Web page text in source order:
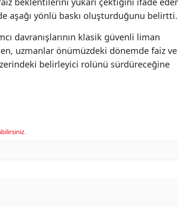
aşağı yönlü baskı oluşturduğunu belirtti.
davranışlarının klasik güvenli liman
uzmanlar önümüzdeki dönemde faiz ve
belirleyici rolünü sürdüreceğine
.